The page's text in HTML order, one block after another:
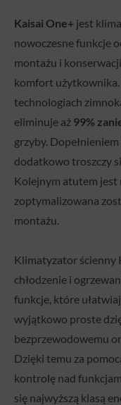
Kaisai One+ jest
nowoczesne funkcje
montażu i
komfort
technologiach
eliminuje aż 99%
grzyby.
dodatkowo troszczy
Kolejnym atutem
zoptymalizowana
montażu.
Klimatyzator ścienny
chłodzenie i
funkcje, które
wyjątkowo proste
bezprzewodowemu
Dzięki temu za
kontrolę nad
się najwyższą klasą